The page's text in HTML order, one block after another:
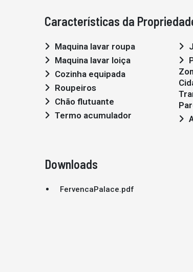
Características da
Maquina lavar roupa
Maquina lavar loiça
Cozinha equipada
Roupeiros
Chão flutuante
Termo acumulador
Downloads
FervencaPalace.pdf